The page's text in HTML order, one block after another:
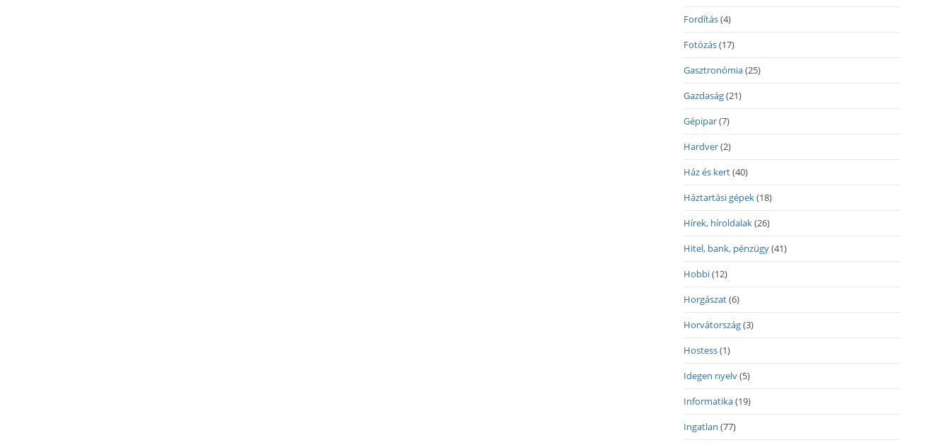
Fordítás(4)
Fotózás(17)
Gasztronómia(25)
Gazdaság(21)
Gépipar(7)
Hardver(2)
Ház és kert(40)
Háztartási gépek(18)
Hírek, híroldalak(26)
Hitel, bank, pénzügy(41)
Hobbi(12)
Horgászat(6)
Horvátország(3)
Hostess(1)
Idegen nyelv(5)
Informatika(19)
Ingatlan (77)